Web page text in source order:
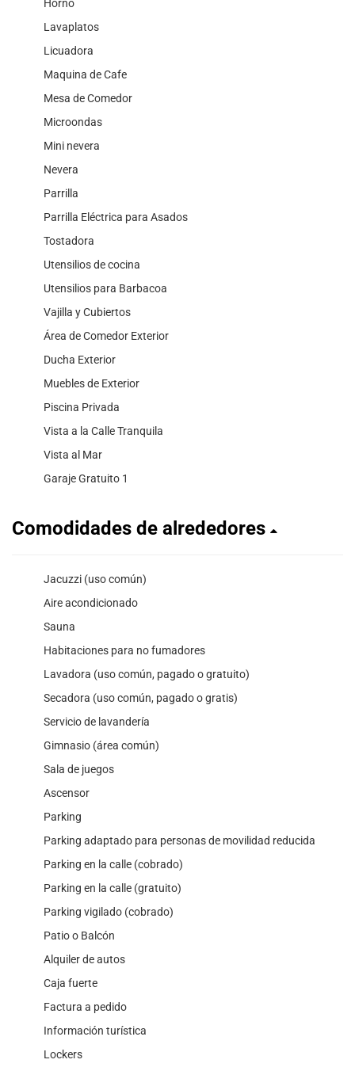
Horno
Lavaplatos
Licuadora
Maquina de Cafe
Mesa de Comedor
Microondas
Mini nevera
Nevera
Parrilla
Parrilla Eléctrica para Asados
Tostadora
Utensilios de cocina
Utensilios para Barbacoa
Vajilla y Cubiertos
Área de Comedor Exterior
Ducha Exterior
Muebles de Exterior
Piscina Privada
Vista a la Calle Tranquila
Vista al Mar
Garaje Gratuito 1
Comodidades de alrededores
Jacuzzi (uso común)
Aire acondicionado
Sauna
Habitaciones para no fumadores
Lavadora (uso común, pagado o gratuito)
Secadora (uso común, pagado o gratis)
Servicio de lavandería
Gimnasio (área común)
Sala de juegos
Ascensor
Parking
Parking adaptado para personas de movilidad reducida
Parking en la calle (cobrado)
Parking en la calle (gratuito)
Parking vigilado (cobrado)
Patio o Balcón
Alquiler de autos
Caja fuerte
Factura a pedido
Información turística
Lockers